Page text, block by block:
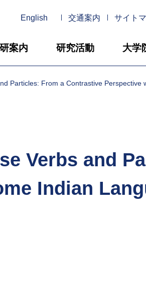
案内 研究活動 大学
English 交通案内 サイト
Particles: From a Contrastive Perspective
Verbs and
Indian